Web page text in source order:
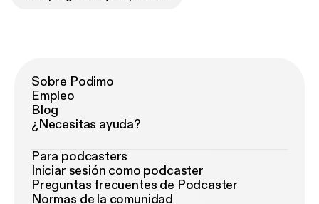
Sobre Podimo
Empleo
Blog
¿Necesitas ayuda?
Para podcasters
Iniciar sesión como podcaster
Preguntas frecuentes de Podcaster
Normas de la comunidad